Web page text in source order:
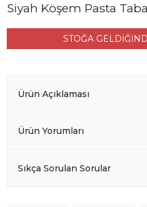
Siyah Köşem Pasta
STOĞA
Ürün Açıklaması
Ürün Yorumları
Sıkça Sorulan Sorular